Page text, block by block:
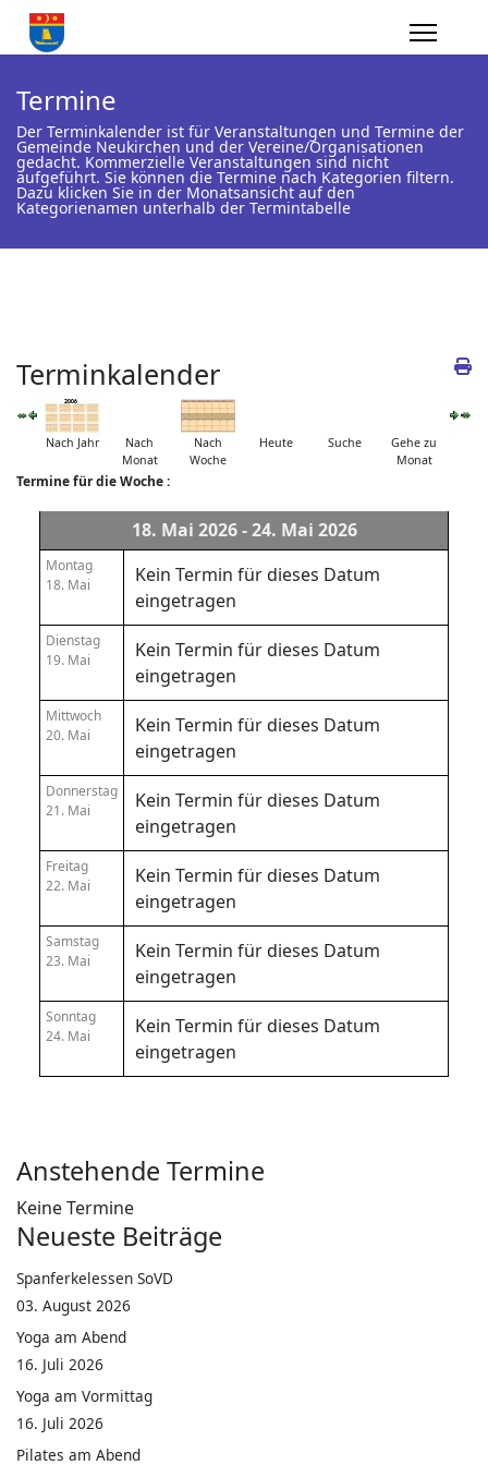
Termine
Der Terminkalender ist für Veranstaltungen und Termine der
Gemeinde Neukirchen und der Vereine/Organisationen
gedacht. Kommerzielle Veranstaltungen sind nicht
aufgeführt. Sie können die Termine nach Kategorien filtern.
Dazu klicken Sie in der Monatsansicht auf den
Kategorienamen unterhalb der Termintabelle
Terminkalender
Nach Jahr
Nach
Monat
Nach
Woche
Heute Suche
Gehe zu
Monat
Termine für die Woche :
18. Mai 2026 - 24. Mai 2026
Montag
18. Mai
Kein Termin für dieses Datum
eingetragen
Dienstag
19. Mai
Kein Termin für dieses Datum
eingetragen
Mittwoch
20. Mai
Kein Termin für dieses Datum
eingetragen
Donnerstag
21. Mai
Kein Termin für dieses Datum
eingetragen
Freitag
22. Mai
Kein Termin für dieses Datum
eingetragen
Samstag
23. Mai
Kein Termin für dieses Datum
eingetragen
Sonntag
24. Mai
Kein Termin für dieses Datum
eingetragen
Anstehende Termine
Keine Termine
Neueste Beiträge
Spanferkelessen SoVD
03. August 2026
Yoga am Abend
16. Juli 2026
Yoga am Vormittag
16. Juli 2026
Pilates am Abend